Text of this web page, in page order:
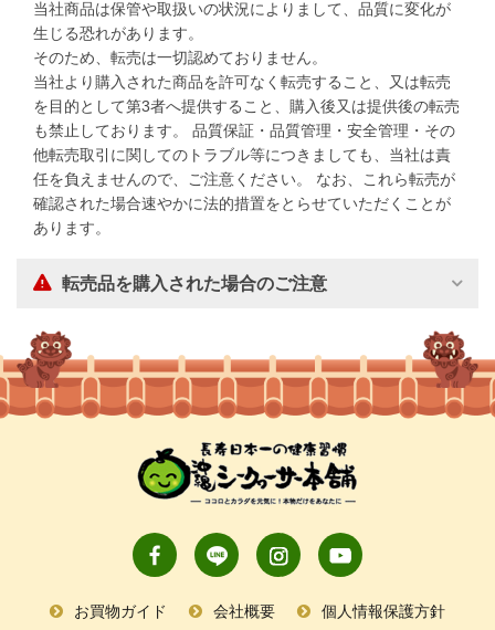
当社商品は保管や取扱いの状況によりまして、品質に変化が
生じる恐れがあります。
そのため、転売は一切認めておりません。
当社より購入された商品を許可なく転売すること、又は転売
を目的として第3者へ提供すること、購入後又は提供後の転売
も禁止しております。 品質保証・品質管理・安全管理・その
他転売取引に関してのトラブル等につきましても、当社は責
任を負えませんので、ご注意ください。 なお、これら転売が
確認された場合速やかに法的措置をとらせていただくことが
あります。
転売品を購入された場合のご注意
お買物ガイド 会社概要 個人情報保護方針